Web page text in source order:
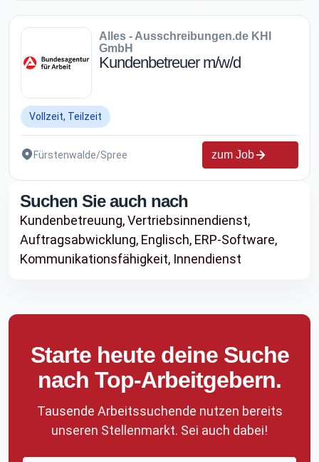
Alles - Ausschreibungen.de KHI
GmbH
Kundenbetreuer m/w/d
Vollzeit, Teilzeit
Fürstenwalde/Spree zum Job
Suchen Sie auch nach
Kundenbetreuung,Vertriebsinnendienst,
Auftragsabwicklung, Englisch, ERP-Software,
Kommunikationsfähigkeit, Innendienst
Starte heute deine Suche
nach Top-Arbeitgebern.
Tausende Arbeitssuchende nutzen bereits
unseren Stellenmarkt. Sei auch dabei!